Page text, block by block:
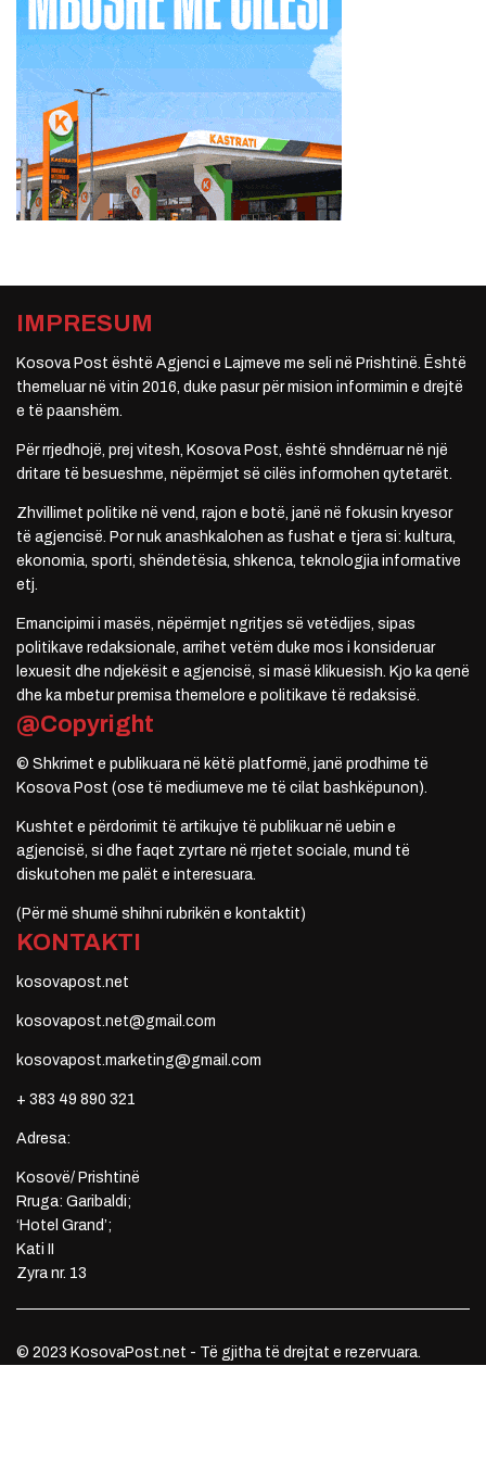
IMPRESUM
Kosova Post është Agjenci e Lajmeve me seli në Prishtinë. Është
themeluar në vitin 2016, duke pasur për mision informimin e drejtë
e të paanshëm.
Për rrjedhojë, prej vitesh, Kosova Post, është shndërruar në një
dritare të besueshme, nëpërmjet së cilës informohen qytetarët.
Zhvillimet politike në vend, rajon e botë, janë në fokusin kryesor
të agjencisë. Por nuk anashkalohen as fushat e tjera si: kultura,
ekonomia, sporti, shëndetësia, shkenca, teknologjia informative
etj.
Emancipimi i masës, nëpërmjet ngritjes së vetëdijes, sipas
politikave redaksionale, arrihet vetëm duke mos i konsideruar
lexuesit dhe ndjekësit e agjencisë, si masë klikuesish. Kjo ka qenë
dhe ka mbetur premisa themelore e politikave të redaksisë.
@Copyright
© Shkrimet e publikuara në këtë platformë, janë prodhime të
Kosova Post (ose të mediumeve me të cilat bashkëpunon).
Kushtet e përdorimit të artikujve të publikuar në uebin e
agjencisë, si dhe faqet zyrtare në rrjetet sociale, mund të
diskutohen me palët e interesuara.
(Për më shumë shihni rubrikën e kontaktit)
KONTAKTI
kosovapost.net
kosovapost.net@gmail.com
kosovapost.marketing@gmail.com
+ 383 49 890 321
Adresa:
Kosovë/ Prishtinë
Rruga: Garibaldi;
‘Hotel Grand’;
Kati II
Zyra nr. 13
© 2023 KosovaPost.net - Të gjitha të drejtat e rezervuara.